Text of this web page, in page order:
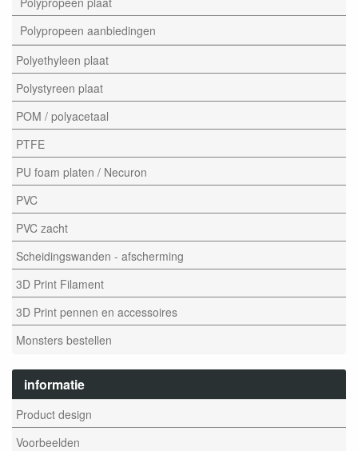
Polypropeen aanbiedingen
Polyethyleen plaat
Polystyreen plaat
POM / polyacetaal
PTFE
PU foam platen / Necuron
PVC
PVC zacht
Scheidingswanden - afscherming
3D Print Filament
3D Print pennen en accessoires
Monsters bestellen
informatie
Product design
Voorbeelden